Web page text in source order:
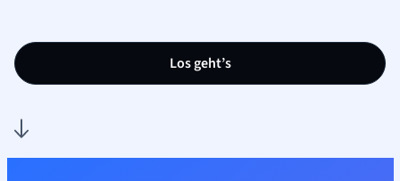
Los geht’s